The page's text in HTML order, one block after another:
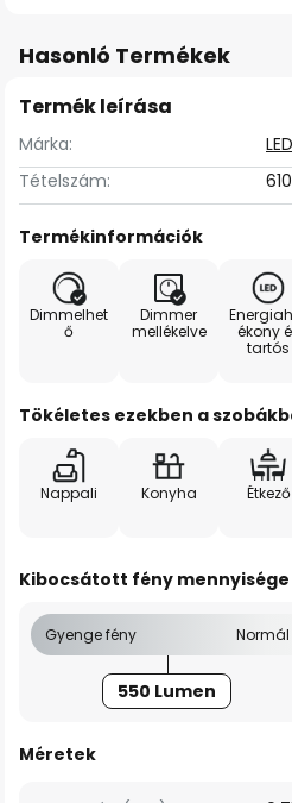
Hasonló Termékek
Termék leírása
Márka:
Tételszám:
Termékinformációk
Dimmelhet
ő
Dimmer
mellékelve
ékony
tartós
Tökéletes ezekben a
Nappali Konyha Étkező
Kibocsátott fény
Gyenge fény
550 Lumen
Méretek